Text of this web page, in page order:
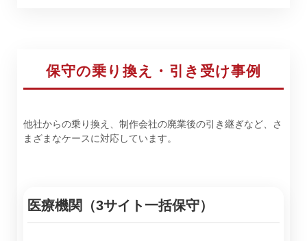
保守の乗り換え・引き受け事例
他社からの乗り換え、制作会社の廃業後の引き継ぎなど、さ
まざまなケースに対応しています。
医療機関（3サイト一括保守）